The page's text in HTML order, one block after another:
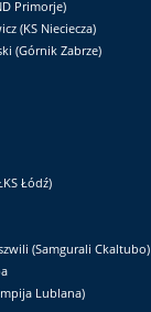
Primorje)
(KS Nieciecza)
(Górnik Zabrze)
Łódź)
(Samgurali Ckaltubo)
Lublana)